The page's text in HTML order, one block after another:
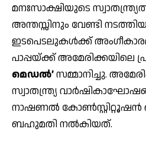
മനഃസാക്ഷിയുടെ
അന്തസ്സിനും വേണ്ടി
ഇടപെടലുകൾക്ക്
പാപ്പയ്ക്ക് അമേരിക്കയിലെ
മെഡൽ’സമ്മാനിച്ചു.
സ്വാതന്ത്ര്യ
നാഷണൽ
ബഹുമതി നൽകിയത്.